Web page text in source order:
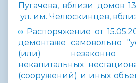
Пугачева, вблизи домов
ул. им. Челюскинцев,
Распоряжение от
демонтаже самовольно
(или) незаконно
некапитальных
(сооружений) и иных